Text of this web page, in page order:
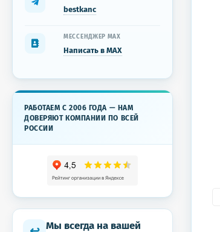
bestkanc
МЕССЕНДЖЕР MAX
Написать в MAX
РАБОТАЕМ С 2006 ГОДА — НАМ
ДОВЕРЯЮТ КОМПАНИИ ПО ВСЕЙ
РОССИИ
Мы всегда на вашей